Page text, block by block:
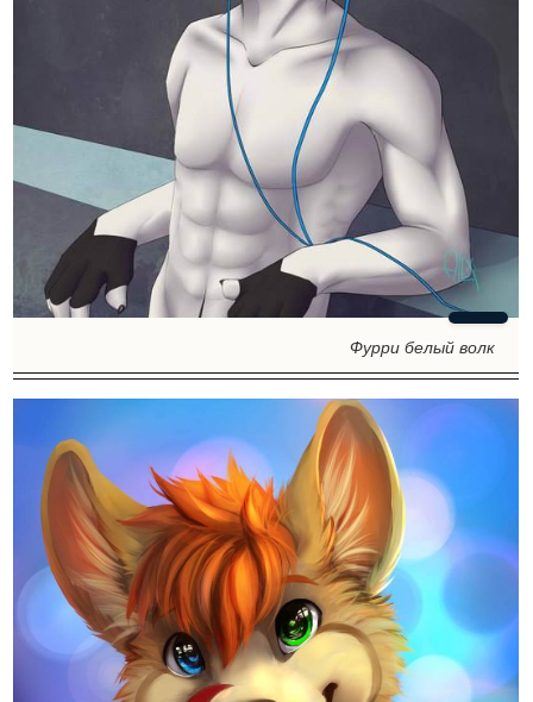
Фурри белый волк